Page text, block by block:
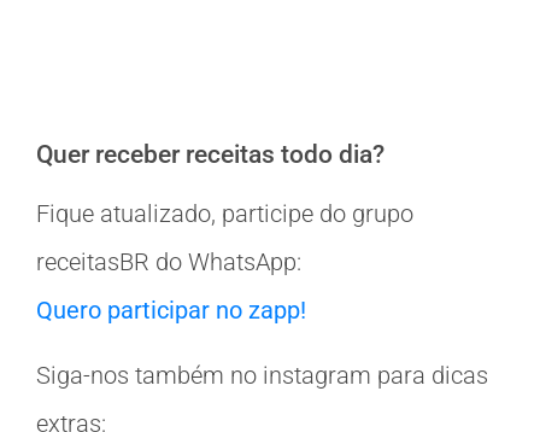
Quer receber receitas todo dia?
Fique atualizado, participe do grupo
receitasBR do WhatsApp:
Quero participar no zapp!
Siga-nos também no instagram para dicas
extras: